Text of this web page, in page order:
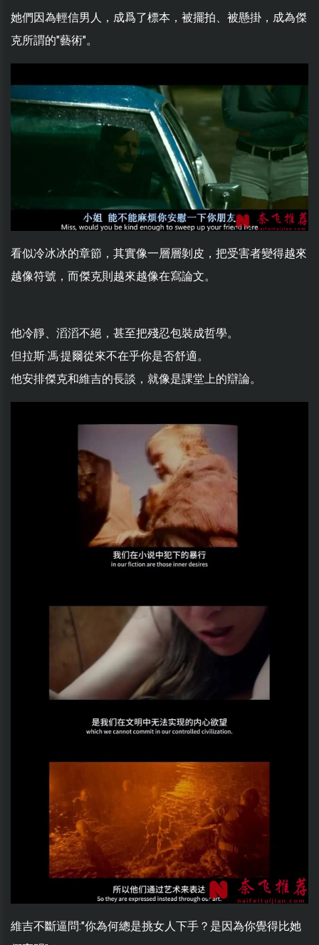
她們因為輕信男人，成爲了標本，被擺拍、被懸掛，成為傑
克所謂的"藝術"。
看似冷冰冰的章節，其實像一層層剝皮，把受害者變得越來
越像符號，而傑克則越來越像在寫論文。
他冷靜、滔滔不絕，甚至把殘忍包裝成哲學。
但拉斯·馮·提爾從來不在乎你是否舒適。
他安排傑克和維吉的長談，就像是課堂上的辯論。
維吉不斷逼問:"你為何總是挑女人下手？是因為你覺得比她